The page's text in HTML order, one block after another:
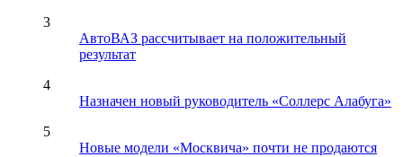
3
АвтоВАЗ рассчитывает на положительный
результат
4
Назначен новый руководитель «Соллерс Алабуга»
5
Новые модели «Москвича» почти не продаются